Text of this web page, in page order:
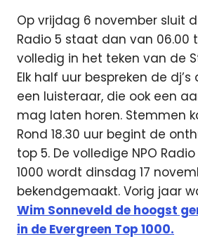
Op vrijdag 6 november sluit
Radio 5 staat dan van 06.00
volledig in het teken van de
Elk half uur bespreken de
een luisteraar, die ook een
mag laten horen. Stemmen
Rond 18.30 uur begint de
top 5. De volledige NPO
1000 wordt dinsdag 17
bekendgemaakt. Vorig jaar
Wim Sonneveld de hoogst
in de Evergreen Top 1000.